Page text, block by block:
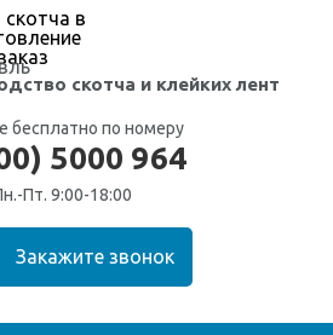
скотча и клейких лент
бесплатно по номеру
5000 964
Пт. 9:00-18:00